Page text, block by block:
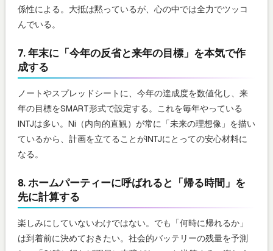
係性による。大抵は黙っているが、心の中では全力でツッコ
んでいる。
7. 年末に「今年の反省と来年の目標」を本気で作
成する
ノートやスプレッドシートに、今年の達成度を数値化し、来
年の目標をSMART形式で設定する。これを毎年やっている
INTJは多い。Ni（内向的直観）が常に「未来の理想像」を描い
ているから、計画を立てることがINTJにとっての安心材料に
なる。
8. ホームパーティーに呼ばれると「帰る時間」を
先に計算する
楽しみにしていないわけではない。でも「何時に帰れるか」
は到着前に決めておきたい。社会的バッテリーの残量を予測